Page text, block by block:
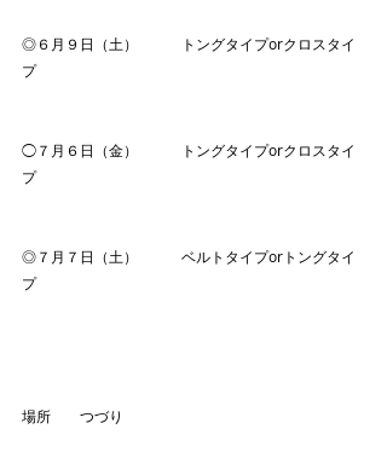
◎６月９日（土）　　　トングタイプorクロスタイ
プ
◯７月６日（金）　　　トングタイプorクロスタイ
プ
◎７月７日（土）　　　ベルトタイプorトングタイ
プ
場所　　つづり